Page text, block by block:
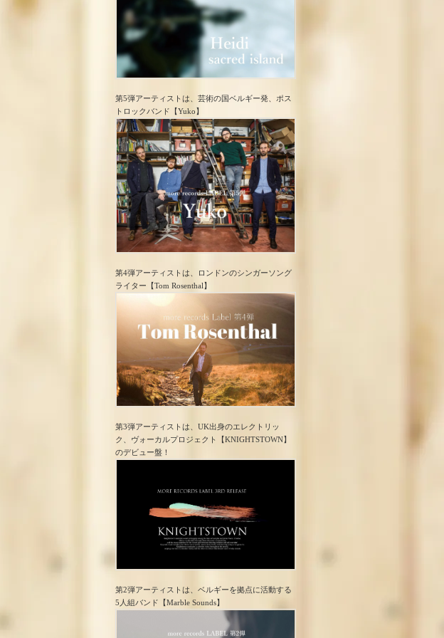
第5弾アーティストは、芸術の国ベルギー発、ポス
トロック​バンド【Yuko】
第4弾アーティストは、ロンドンのシンガーソング
ライター【Tom Rosenthal】
第3弾アーティストは、UK出身のエレクトリッ
ク、ヴォーカルプロジェクト【KNIGHTSTOWN】
のデビュー盤！
第2弾アーティストは、ベルギーを拠点に活動する
5人組バンド【Marble Sounds】